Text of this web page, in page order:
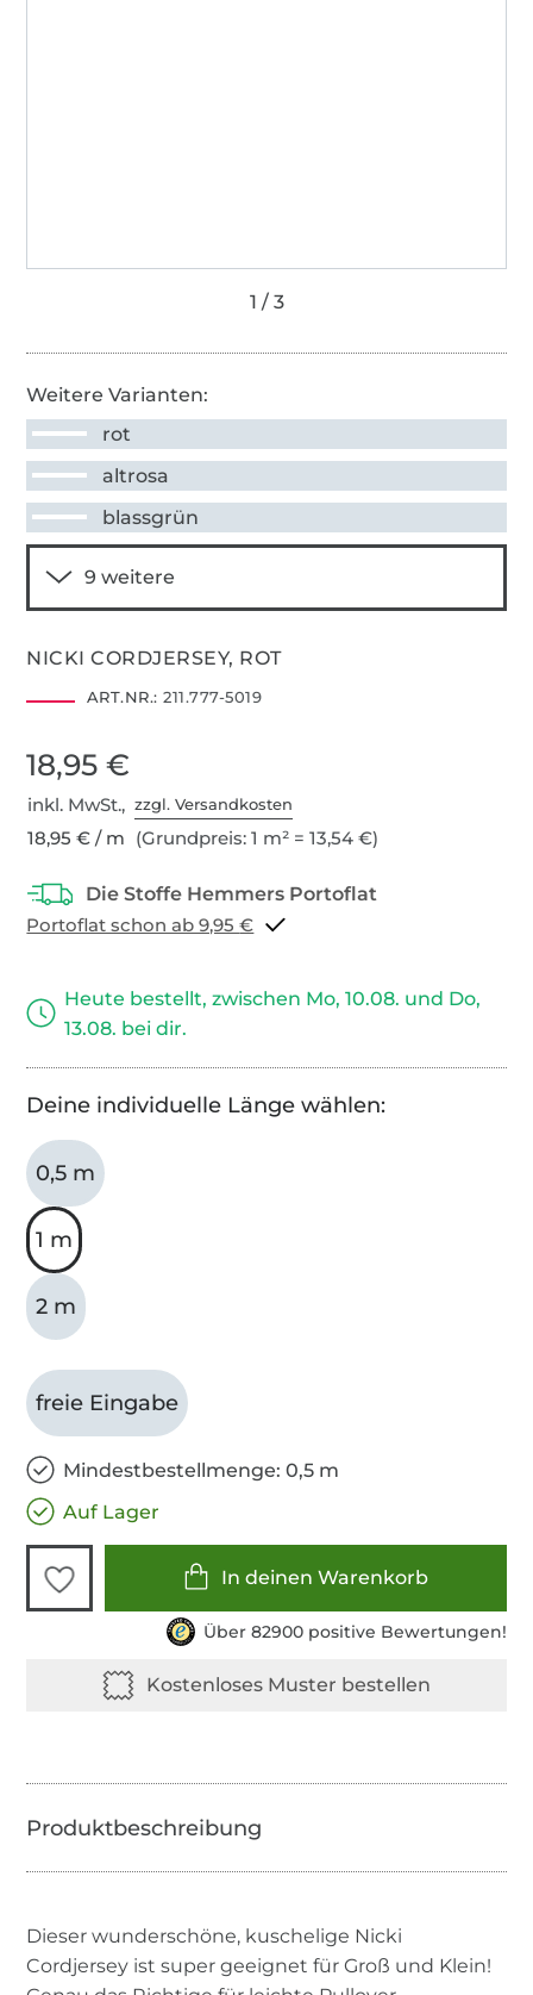
Weitere Varianten:
rot
altrosa
blassgrün
NICKI CORDJERSEY, ROT
ART.NR.: 211.777-5019
18,95 €
inkl. MwSt.,zzgl. Versandkosten
18,95 € / m (Grundpreis: 1 m² = 13,54 €)
Portoflat schon ab 9,95 €
Heute bestellt, zwischen Mo, 10.08. und Do,
13.08. bei dir.
Deine individuelle Länge wählen:
0,5 m
1 m
2 m
freie Eingabe
Mindestbestellmenge: 0,5 m
Auf Lager
In deinen Warenkorb
Über 82900 positive Bewertungen!
Dieser wunderschöne, kuschelige Nicki
Cordjersey ist super geeignet für Groß und Klein!